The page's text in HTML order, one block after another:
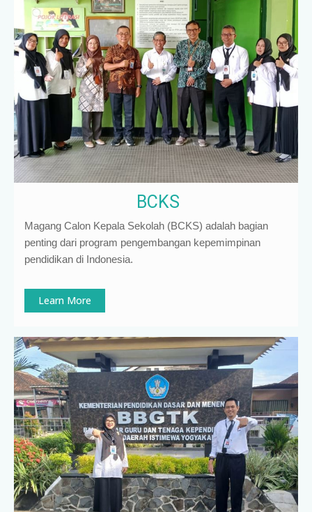
BCKS
Magang Calon Kepala Sekolah (BCKS) adalah bagian
penting dari program pengembangan kepemimpinan
pendidikan di Indonesia.
Learn More